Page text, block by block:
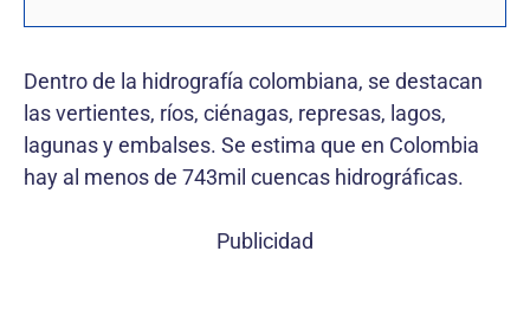
Dentro de la hidrografía colombiana, se destacan
las vertientes, ríos, ciénagas, represas, lagos,
lagunas y embalses. Se estima que en Colombia
hay al menos de 743mil cuencas hidrográficas.
Publicidad